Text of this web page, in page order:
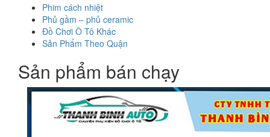
Phim cách nhiệt
Phủ gầm – phủ ceramic
Đồ Chơi Ô Tô Khác
Sản Phẩm Theo Quận
Sản phẩm bán chạy